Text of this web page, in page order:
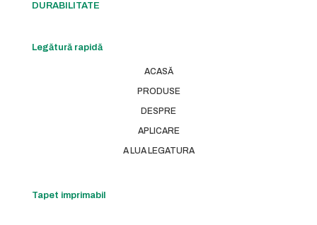
DURABILITATE
Legătură rapidă
ACASĂ
PRODUSE
DESPRE
APLICARE
A LUA LEGATURA
Tapet imprimabil